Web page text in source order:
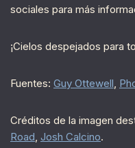
sociales para más
¡Cielos despejados para
Fuentes: Guy Ottewell,
Créditos de la imagen
Road, Josh Calcino.